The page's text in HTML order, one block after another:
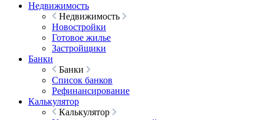
Недвижимость
Недвижимость
Новостройки
Готовое жилье
Застройщики
Банки
Банки
Список банков
Рефинансирование
Калькулятор
Калькулятор